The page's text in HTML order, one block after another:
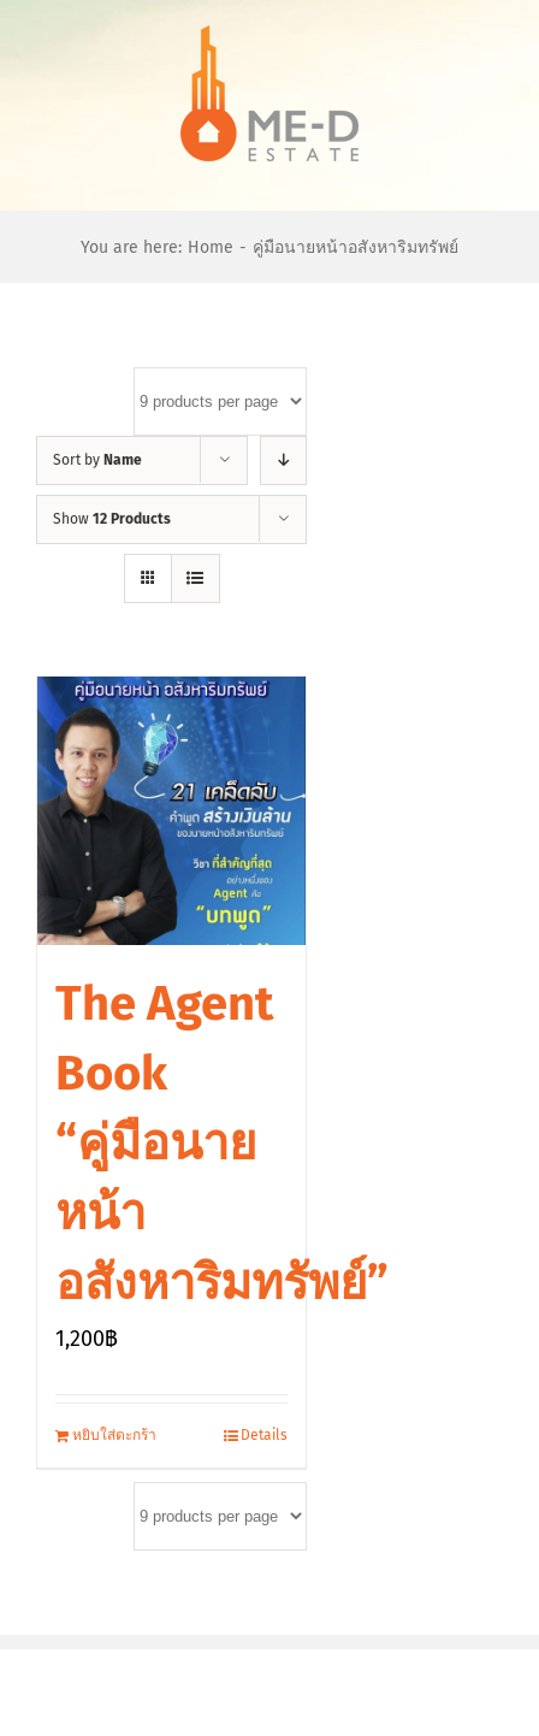
You are here: Home - คู่มือนายหน้าอสังหาริมทรัพย์
Sort by Name
Show 12 Products
The Agent
Book
“คู่มือนาย
หน้า
อสังหาริมทรัพย์”
1,200฿
หยิบใส่ตะกร้า Details